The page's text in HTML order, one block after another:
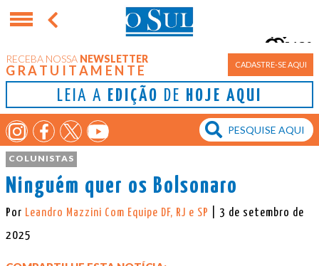
RECEBA NOSSA NEWSLETTER
GRATUITAMENTE CADASTRE-SE AQUI
LEIA A EDIÇÃO DE HOJE AQUI
Porto Alegre
13°
COLUNISTAS
Ninguém quer os Bolsonaro
Por Leandro Mazzini Com Equipe DF, RJ e SP
| 3 de setembro de
2025